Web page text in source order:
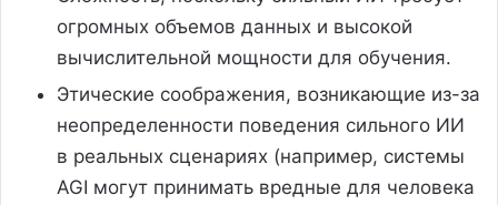
огромных объемов данных и высокой
вычислительной мощности для обучения.
Этические соображения, возникающие из-за
неопределенности поведения сильного ИИ
в реальных сценариях (например, системы
AGI могут принимать вредные для человека